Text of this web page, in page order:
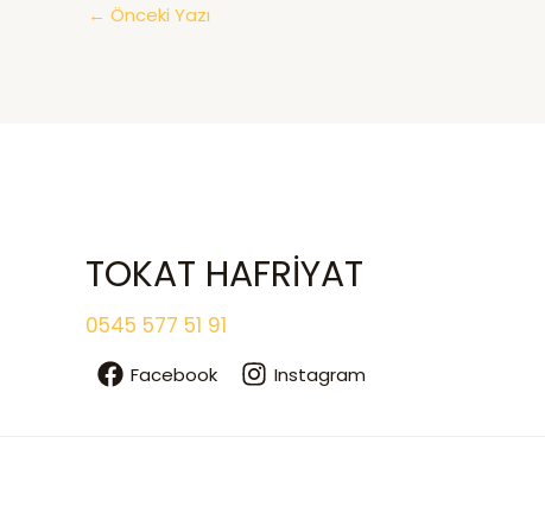
← Önceki Yazı
TOKAT HAFRİYAT
0545 577 51 91
Facebook Instagram